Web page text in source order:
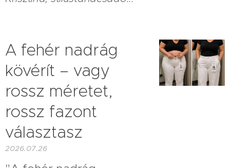
A fehér nadrág
kövérít – vagy
rossz méretet,
rossz fazont
választasz
2026.07.26